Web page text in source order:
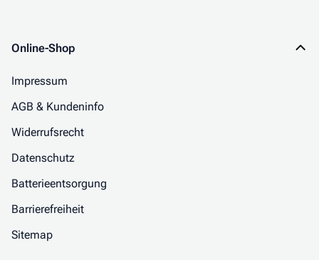
Online-Shop
Impressum
AGB & Kundeninfo
Widerrufsrecht
Datenschutz
Batterieentsorgung
Barrierefreiheit
Sitemap